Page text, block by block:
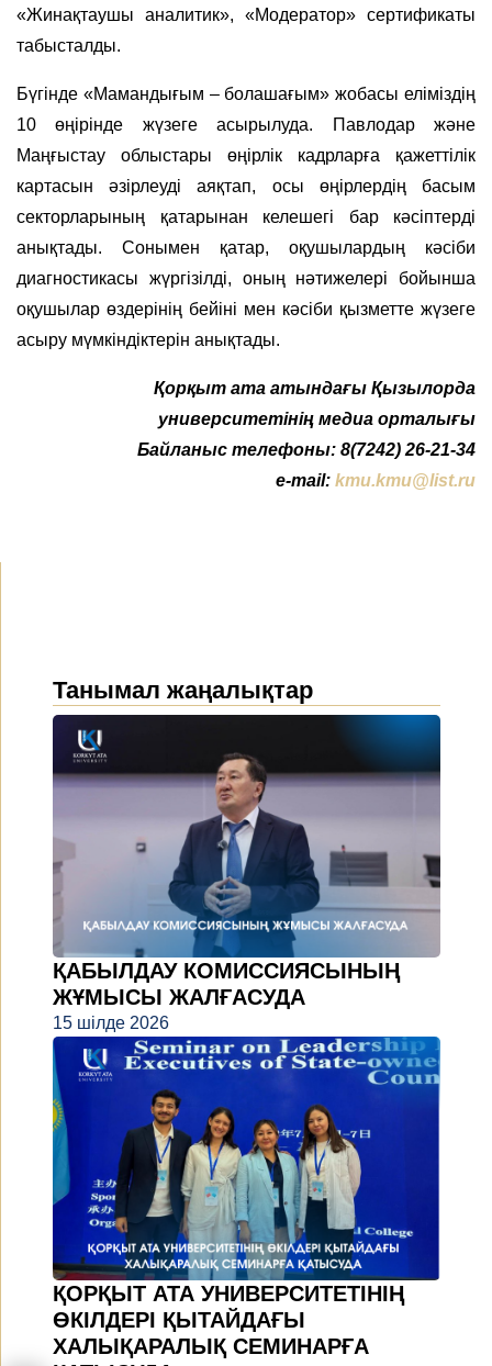
«Жинақтаушы аналитик», «Модератор» сертификаты
табысталды.
Бүгінде «Мамандығым – болашағым» жобасы еліміздің
10 өңірінде жүзеге асырылуда. Павлодар және
Маңғыстау облыстары өңірлік кадрларға қажеттілік
картасын әзірлеуді аяқтап, осы өңірлердің басым
секторларының қатарынан келешегі бар кәсіптерді
анықтады. Сонымен қатар, оқушылардың кәсіби
диагностикасы жүргізілді, оның нәтижелері бойынша
оқушылар өздерінің бейіні мен кәсіби қызметте жүзеге
асыру мүмкіндіктерін анықтады.
Қорқыт ата атындағы Қызылорда
университетінің медиа орталығы
Байланыс телефоны: 8(7242) 26-21-34
e-mail: kmu.kmu@list.ru
Танымал жаңалықтар
ҚАБЫЛДАУ КОМИССИЯСЫНЫҢ
ЖҰМЫСЫ ЖАЛҒАСУДА
15 шілде 2026
ҚОРҚЫТ АТА УНИВЕРСИТЕТІНІҢ
ӨКІЛДЕРІ ҚЫТАЙДАҒЫ
ХАЛЫҚАРАЛЫҚ СЕМИНАРҒА